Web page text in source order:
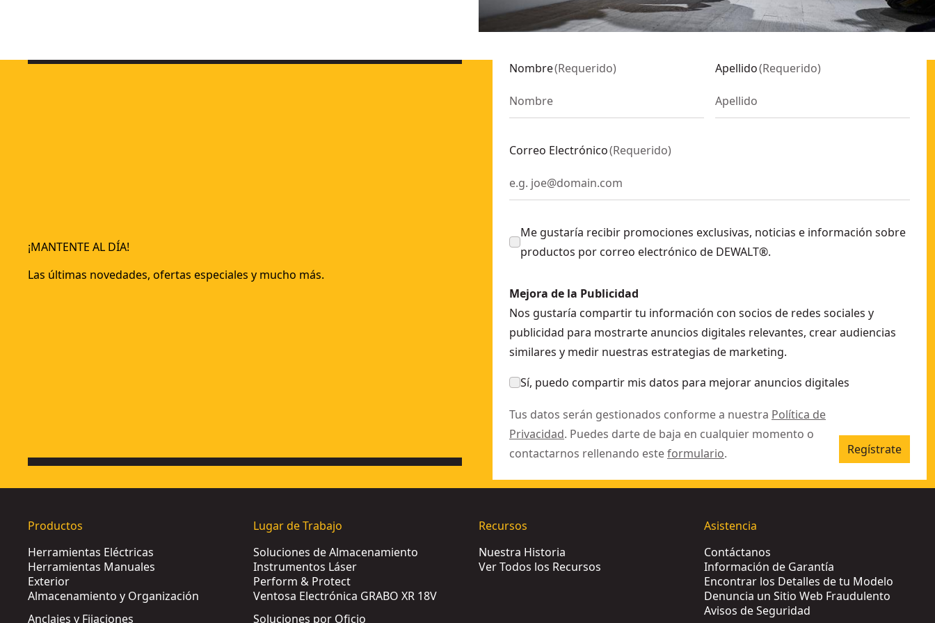
¡MANTENTE AL DÍA!
Las últimas novedades, ofertas especiales y mucho más.
Nombre(Requerido) Apellido(Requerido)
Correo Electrónico(Requerido)
Me gustaría recibir promociones exclusivas, noticias e información sobre
productos por correo electrónico de DEWALT®.
Mejora de la Publicidad
Nos gustaría compartir tu información con socios de redes sociales y
publicidad para mostrarte anuncios digitales relevantes, crear audiencias
similares y medir nuestras estrategias de marketing.
Sí, puedo compartir mis datos para mejorar anuncios digitales
Tus datos serán gestionados conforme a nuestra Política de
Privacidad. Puedes darte de baja en cualquier momento o
contactarnos rellenando esteformulario. Regístrate
Productos
Herramientas Eléctricas
Herramientas Manuales
Exterior
Almacenamiento y Organización
Anclajes y Fijaciones
Lugar de Trabajo
Soluciones de Almacenamiento
Instrumentos Láser
Perform & Protect
Ventosa Electrónica GRABO XR 18V
Soluciones por Oficio
Recursos
Nuestra Historia
Ver Todos los Recursos
Asistencia
Contáctanos
Información de Garantía
Encontrar los Detalles de tu Modelo
Denuncia un Sitio Web Fraudulento
Avisos de Seguridad